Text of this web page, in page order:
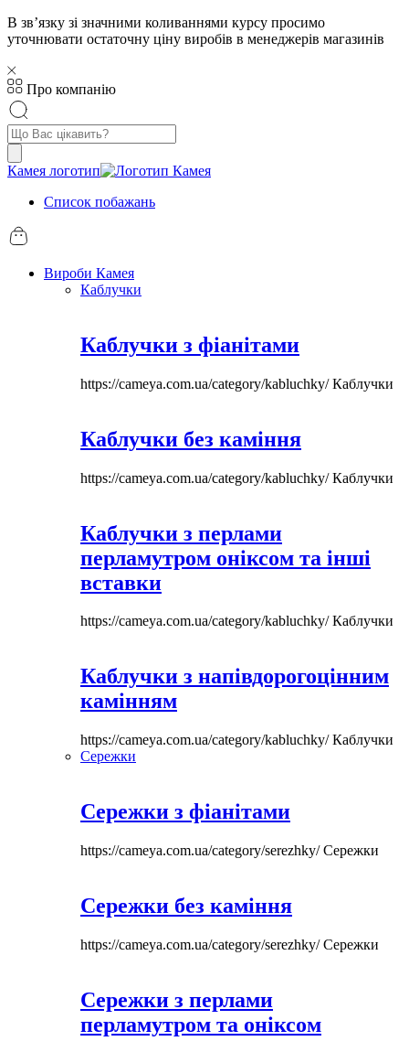
В звʼязку зі значними коливаннями курсу просимо
уточнювати остаточну ціну виробів в менеджерів магазинів
Про компанію
Пошук
товарів
Камея логотип
Список побажань
Вироби Камея
Каблучки
Каблучки з фіанітами
https://cameya.com.ua/category/kabluchky/Каблучки
Каблучки без каміння
https://cameya.com.ua/category/kabluchky/Каблучки
Каблучки з перлами
перламутром оніксом та інші
вставки
https://cameya.com.ua/category/kabluchky/Каблучки
Каблучки з напівдорогоцінним
камінням
https://cameya.com.ua/category/kabluchky/Каблучки
Сережки
Сережки з фіанітами
https://cameya.com.ua/category/serezhky/Сережки
Сережки без каміння
https://cameya.com.ua/category/serezhky/Сережки
Сережки з перлами
перламутром та оніксом